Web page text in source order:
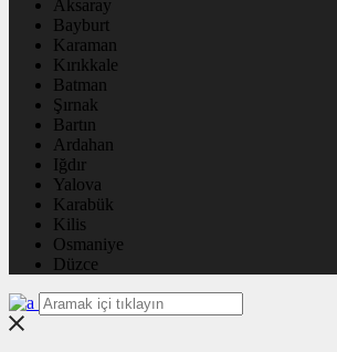
Aksaray
Bayburt
Karaman
Kırıkkale
Batman
Şırnak
Bartın
Ardahan
Iğdır
Yalova
Karabük
Kilis
Osmaniye
Düzce